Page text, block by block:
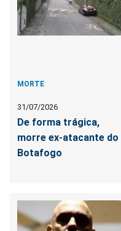
MORTE
31/07/2026
De forma trágica,
morre ex-atacante do
Botafogo